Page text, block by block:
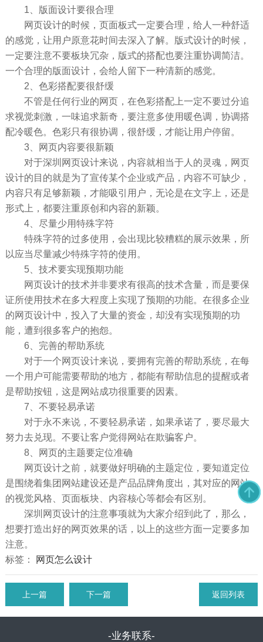
1、版面设计要很合理
网页设计的时候，页面板式一定要合理，给人一种舒适
的感觉，让用户原意花时间去深入了解。版式设计的时候，
一定要注意不要板块冗杂，版式的搭配也要注重协调简洁。
一个合理的版面设计，会给人留下一种清新的感觉。
2、色彩搭配要很舒缓
不管是任何行业的网页，在色彩搭配上一定不要过分追
求视觉刺激，一味追求新奇，要注意多使用暖色调，协调搭
配冷暖色。色彩只有很协调，很舒缓，才能让用户停留。
3、网页内容要很新颖
对于深圳网页设计来说，内容就相当于人的灵魂，网页
设计的目的就是为了宣传某个企业或产品，内容不可缺少，
内容只有足够新颖，才能吸引用户，无论是在文字上，还是
形式上，都要注重原创和内容的新颖。
4、尽量少用特殊字符
特殊字符的过多使用，会出现比较糟糕的展示效果，所
以应当尽量减少特殊字符的使用。
5、技术要实现预期功能
网页设计的技术并非要求有很高的技术含量，而是要保
证所使用技术在多大程度上实现了预期的功能。在很多企业
的网页设计中，投入了大量的资金，却没有实现预期的功
能，遭到很多客户的抱怨。
6、完善的帮助系统
对于一个网页设计来说，要拥有完善的帮助系统，在每
一个用户可能需要帮助的地方，都能有帮助信息的提醒或者
是帮助按钮，这是网站成功很重要的因素。
7、不要轻易承诺
对于永不来说，不要轻易承诺，如果承诺了，要尽最大
努力去兑现。不要让客户觉得网站在欺骗客户。
8、网页的主题要定位准确
网页设计之前，就要做好明确的主题定位，要知道定位
是围绕着集团网站建设还是产品品牌角度出，其对应的网站
的视觉风格、页面板块、内容核心等都会有区别。
深圳网页设计的注意事项就为大家介绍到此了，那么，
想要打造出好的网页效果的话，以上的这些方面一定要多加
注意。
标签：
网页怎么设计
上一篇 下一篇 返回列表
-业务联系-